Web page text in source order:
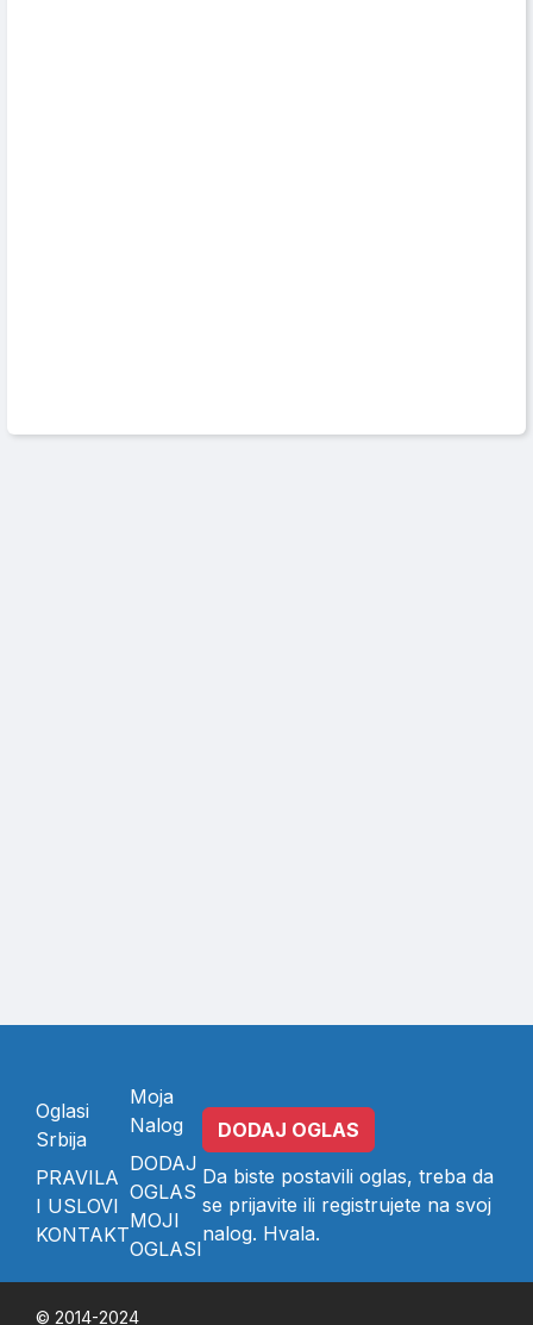
Oglasi
Srbija
PRAVILA
I USLOVI
KONTAKT
Moja
Nalog
DODAJ
OGLAS
MOJI
OGLASI
DODAJ OGLAS
Da biste postavili oglas, treba da
se prijavite ili registrujete na svoj
nalog. Hvala.
© 2014-2024